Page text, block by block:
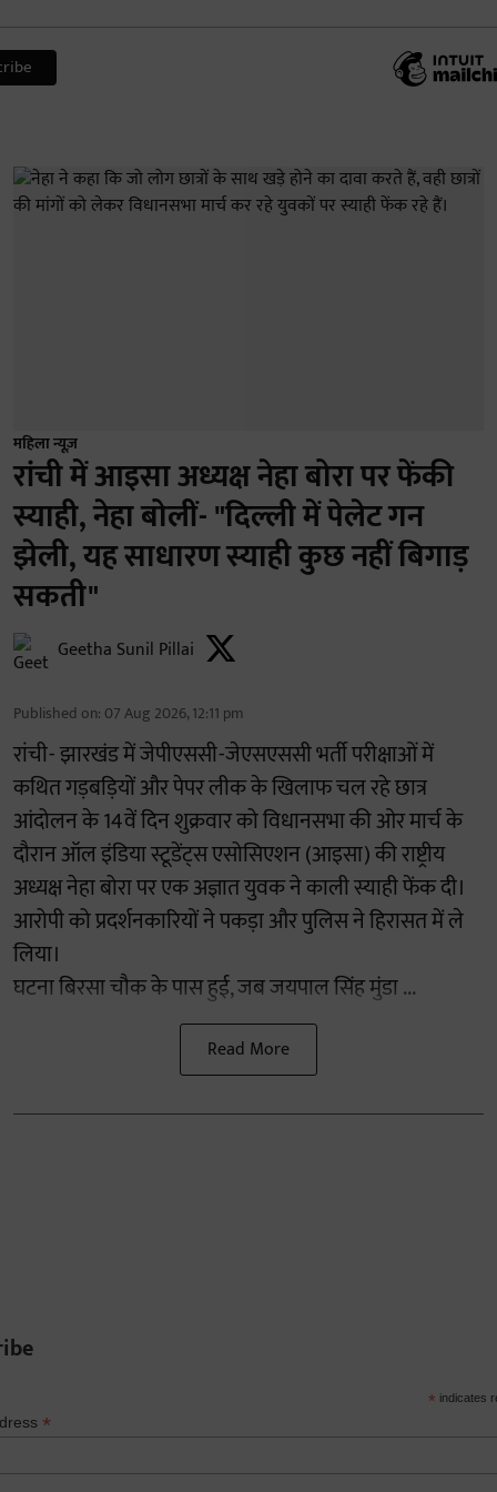
महिला न्यूज़
रांची में आइसा अध्यक्ष नेहा बोरा पर फेंकी
स्याही, नेहा बोलीं- "दिल्ली में पेलेट गन
झेली, यह साधारण स्याही कुछ नहीं बिगाड़
सकती"
Geetha Sunil Pillai
Published on: 07 Aug 2026, 12:11 pm
रांची- झारखंड में जेपीएससी-जेएसएससी भर्ती परीक्षाओं में
कथित गड़बड़ियों और पेपर लीक के खिलाफ चल रहे छात्र
आंदोलन के 14वें दिन शुक्रवार को विधानसभा की ओर मार्च के
दौरान ऑल इंडिया स्टूडेंट्स एसोसिएशन (आइसा) की राष्ट्रीय
अध्यक्ष नेहा बोरा पर एक अज्ञात युवक ने काली स्याही फेंक दी।
आरोपी को प्रदर्शनकारियों ने पकड़ा और पुलिस ने हिरासत में ले
लिया।
घटना बिरसा चौक के पास हुई, जब जयपाल सिंह मुंडा ...
Read More
* indicates
*